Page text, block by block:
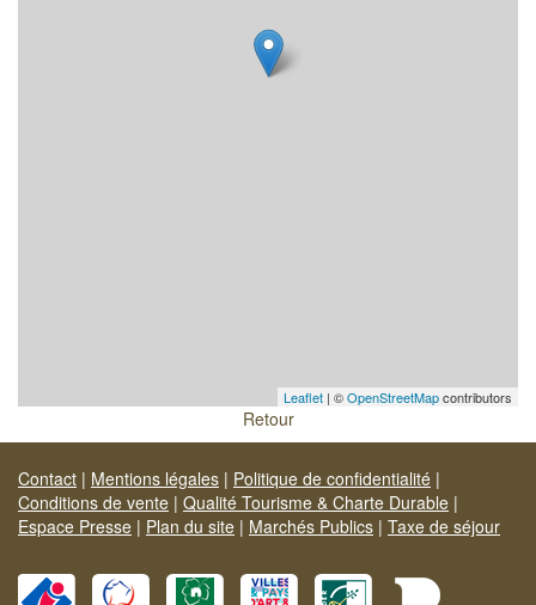
Leaflet | ©OpenStreetMapcontributors
Retour
Contact | Mentions légales | Politique de confidentialité |
Conditions de vente | Qualité Tourisme & Charte Durable |
Espace Presse | Plan du site | Marchés Publics | Taxe de séjour